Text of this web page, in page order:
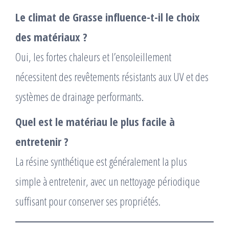
Le climat de Grasse influence-t-il le choix
des matériaux ?
Oui, les fortes chaleurs et l’ensoleillement
nécessitent des revêtements résistants aux UV et des
systèmes de drainage performants.
Quel est le matériau le plus facile à
entretenir ?
La résine synthétique est généralement la plus
simple à entretenir, avec un nettoyage périodique
suffisant pour conserver ses propriétés.